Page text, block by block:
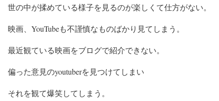
世の中が揉めている様子を見るのが楽しくて仕方がない。
映画、YouTubeも不謹慎なものばかり見てしまう。
最近観ている映画をブログで紹介できない。
偏った意見のyoutuberを見つけてしまい
それを観て爆笑してしまう。